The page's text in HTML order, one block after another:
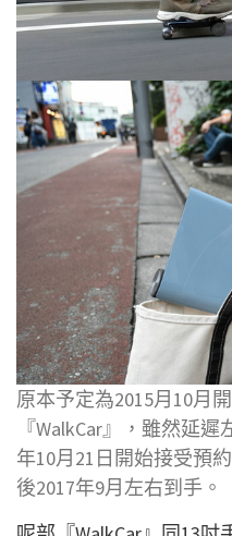
原本予定為2015月10月
『WalkCar』，雖然延
年10月21日開始接受預
後2017年9月左右到手。